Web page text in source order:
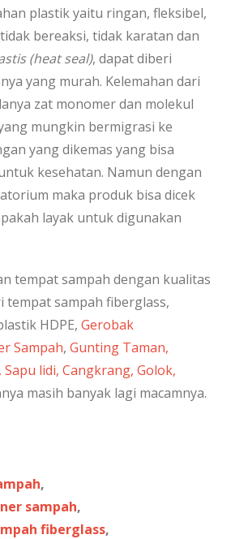
plastik yaitu ringan, fleksibel,
bereaksi, tidak karatan dan
(heat seal), dapat diberi
yang murah. Kelemahan dari
zat monomer dan molekul
mungkin bermigrasi ke
yang dikemas yang bisa
kesehatan. Namun dengan
maka produk bisa dicek
layak untuk digunakan
tempat sampah dengan kualitas
tempat sampah fiberglass,
HDPE, Gerobak
Sampah, Gunting Taman,
lidi, Cangkrang, Golok,
masih banyak lagi macamnya.
,
sampah,
fiberglass,